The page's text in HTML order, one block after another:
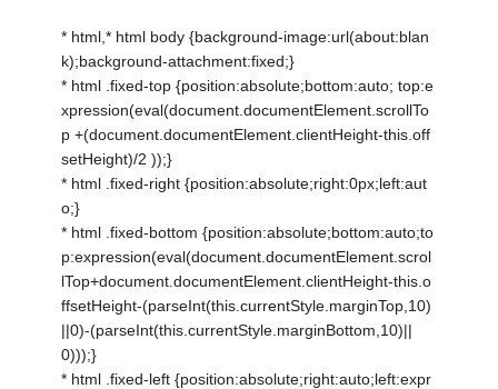
* html,* html body {background-image:url(about:blan
k);background-attachment:fixed;}
* html .fixed-top {position:absolute;bottom:auto; top:e
xpression(eval(document.documentElement.scrollTo
p +(document.documentElement.clientHeight-this.off
setHeight)/2 ));}
* html .fixed-right {position:absolute;right:0px;left:aut
o;}
* html .fixed-bottom {position:absolute;bottom:auto;to
p:expression(eval(document.documentElement.scrol
lTop+document.documentElement.clientHeight-this.o
ffsetHeight-(parseInt(this.currentStyle.marginTop,10)
||0)-(parseInt(this.currentStyle.marginBottom,10)||
0)));}
* html .fixed-left {position:absolute;right:auto;left:expr